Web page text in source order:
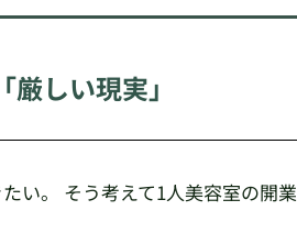
しい現実」
い。 そう考えて1人美容室の開業